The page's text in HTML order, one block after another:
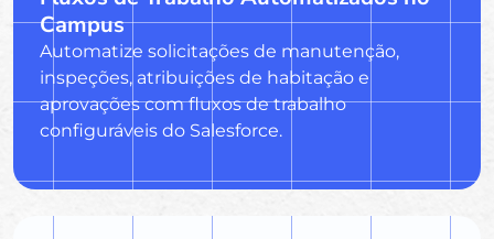
Campus
Automatize solicitações de manutenção,
inspeções, atribuições de habitação e
aprovações com fluxos de trabalho
configuráveis do Salesforce.